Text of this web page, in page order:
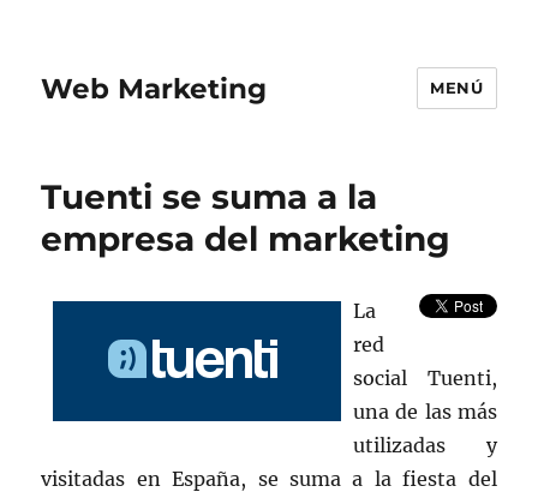
Web Marketing MENÚ
Tuenti se suma a la
empresa del marketing
La
red
social Tuenti,
una de las más
utilizadas y
visitadas en España, se suma a la fiesta del